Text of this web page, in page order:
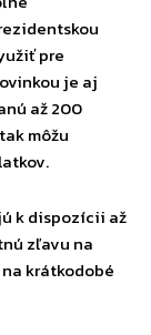
pre
je aj
až 200
môžu
k dispozícii až
zľavu na
krátkodobé